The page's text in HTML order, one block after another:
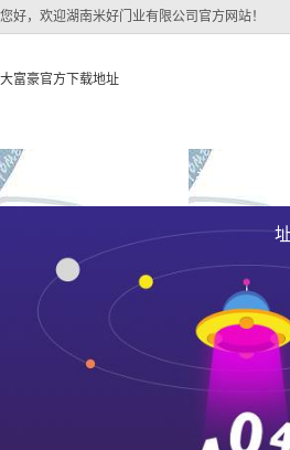
您好，欢迎湖南米好门业有限公司官方网站！
大富豪官方下载地址
关于大富豪
大富豪官方
简
大富豪官方
文化
组织
公司
荣誉